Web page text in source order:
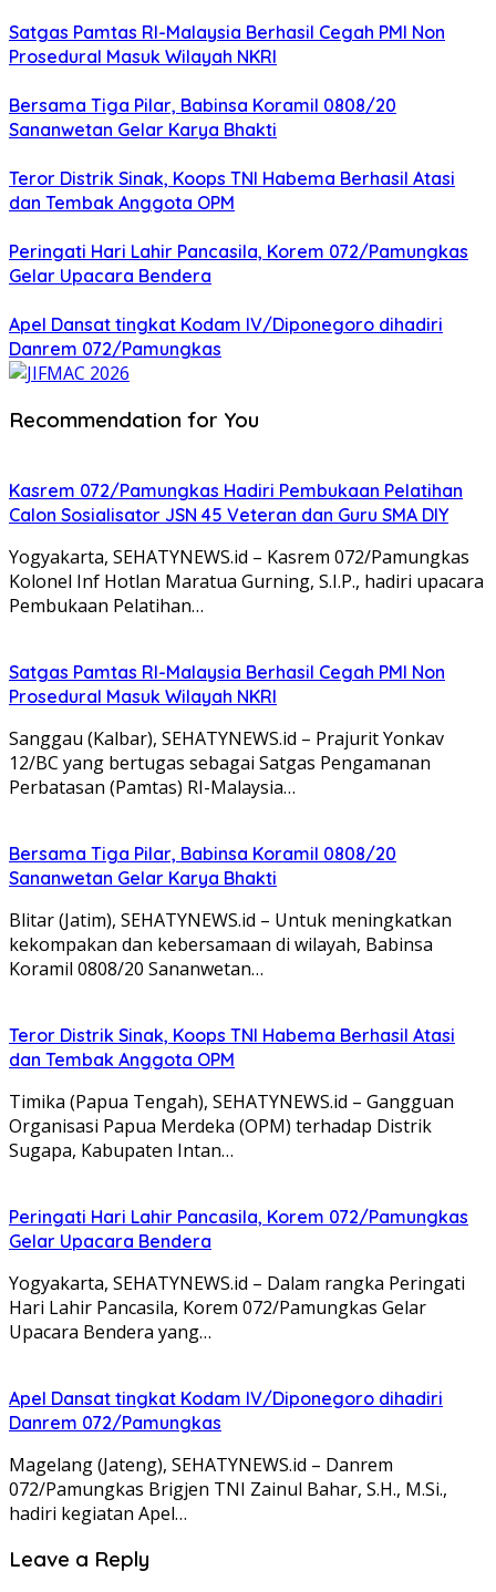
Satgas Pamtas RI-Malaysia Berhasil Cegah PMI Non
Prosedural Masuk Wilayah NKRI
Bersama Tiga Pilar, Babinsa Koramil 0808/20
Sananwetan Gelar Karya Bhakti
Teror Distrik Sinak, Koops TNI Habema Berhasil Atasi
dan Tembak Anggota OPM
Peringati Hari Lahir Pancasila, Korem 072/Pamungkas
Gelar Upacara Bendera
Apel Dansat tingkat Kodam lV/Diponegoro dihadiri
Danrem 072/Pamungkas
Recommendation for You
Kasrem 072/Pamungkas Hadiri Pembukaan Pelatihan
Calon Sosialisator JSN 45 Veteran dan Guru SMA DIY
Yogyakarta, SEHATYNEWS.id – Kasrem 072/Pamungkas
Kolonel Inf Hotlan Maratua Gurning, S.I.P., hadiri upacara
Pembukaan Pelatihan…
Satgas Pamtas RI-Malaysia Berhasil Cegah PMI Non
Prosedural Masuk Wilayah NKRI
Sanggau (Kalbar), SEHATYNEWS.id – Prajurit Yonkav
12/BC yang bertugas sebagai Satgas Pengamanan
Perbatasan (Pamtas) RI-Malaysia…
Bersama Tiga Pilar, Babinsa Koramil 0808/20
Sananwetan Gelar Karya Bhakti
Blitar (Jatim), SEHATYNEWS.id – Untuk meningkatkan
kekompakan dan kebersamaan di wilayah, Babinsa
Koramil 0808/20 Sananwetan…
Teror Distrik Sinak, Koops TNI Habema Berhasil Atasi
dan Tembak Anggota OPM
Timika (Papua Tengah), SEHATYNEWS.id – Gangguan
Organisasi Papua Merdeka (OPM) terhadap Distrik
Sugapa, Kabupaten Intan…
Peringati Hari Lahir Pancasila, Korem 072/Pamungkas
Gelar Upacara Bendera
Yogyakarta, SEHATYNEWS.id – Dalam rangka Peringati
Hari Lahir Pancasila, Korem 072/Pamungkas Gelar
Upacara Bendera yang…
Apel Dansat tingkat Kodam lV/Diponegoro dihadiri
Danrem 072/Pamungkas
Magelang (Jateng), SEHATYNEWS.id – Danrem
072/Pamungkas Brigjen TNI Zainul Bahar, S.H., M.Si.,
hadiri kegiatan Apel…
Leave a Reply